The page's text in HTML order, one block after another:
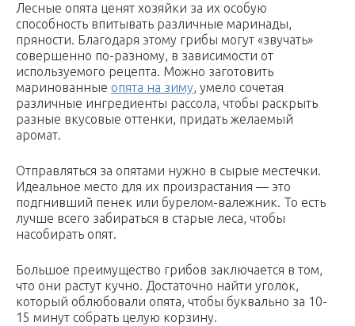
Лесные опята ценят хозяйки за их особую
способность впитывать различные маринады,
пряности. Благодаря этому грибы могут «звучать»
совершенно по-разному, в зависимости от
используемого рецепта. Можно заготовить
маринованные опята на зиму, умело сочетая
различные ингредиенты рассола, чтобы раскрыть
разные вкусовые оттенки, придать желаемый
аромат.
Отправляться за опятами нужно в сырые местечки.
Идеальное место для их произрастания — это
подгнивший пенек или бурелом-валежник. То есть
лучше всего забираться в старые леса, чтобы
насобирать опят.
Большое преимущество грибов заключается в том,
что они растут кучно. Достаточно найти уголок,
который облюбовали опята, чтобы буквально за 10-
15 минут собрать целую корзину.